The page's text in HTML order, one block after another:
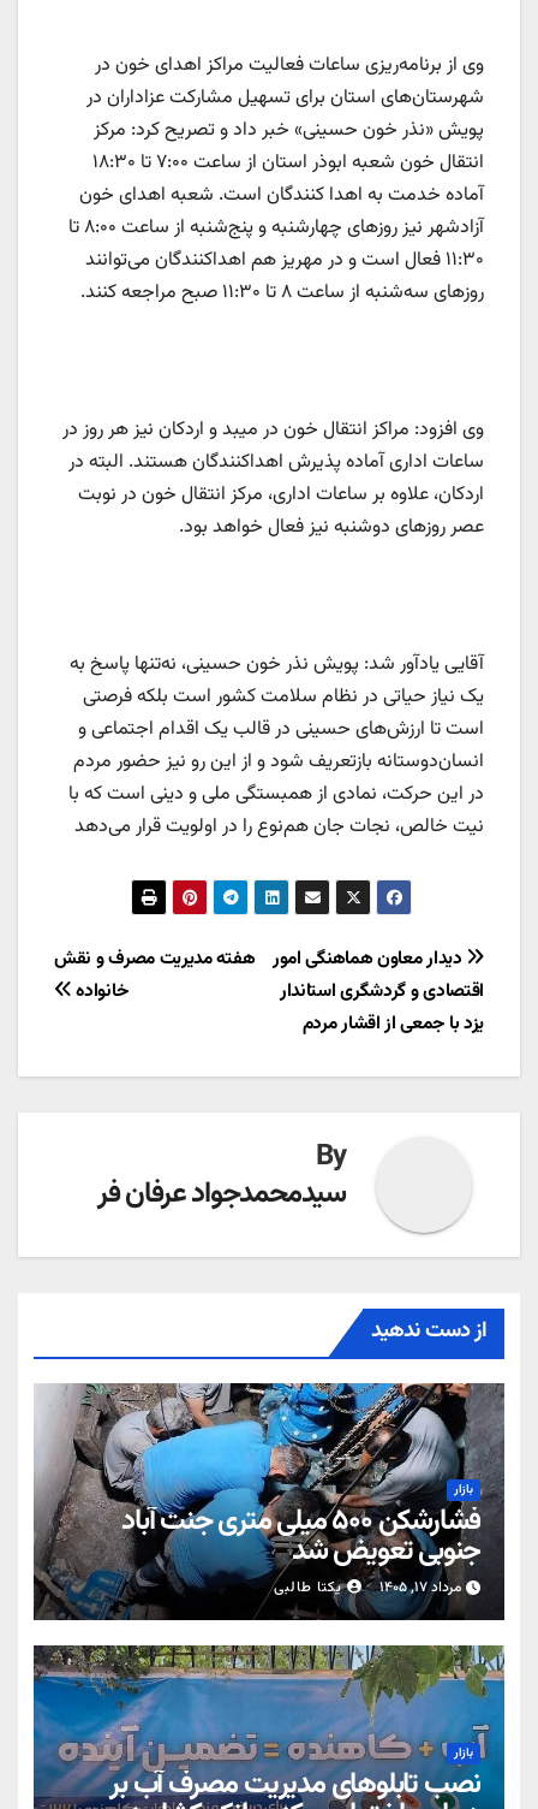
وی از برنامه‌ریزی ساعات فعالیت مراکز اهدای خون در
شهرستان‌های استان برای تسهیل مشارکت عزاداران در
پویش «نذر خون حسینی» خبر داد و تصریح کرد: مرکز
انتقال خون شعبه ابوذر استان از ساعت ۷:۰۰ تا ۱۸:۳۰
آماده خدمت به اهدا کنندگان است. شعبه اهدای خون
آزادشهر نیز روزهای چهارشنبه و پنج‌شنبه از ساعت ۸:۰۰ تا
۱۱:۳۰ فعال است و در مهریز هم اهداکنندگان می‌توانند
روزهای سه‌شنبه از ساعت ۸ تا ۱۱:۳۰ صبح مراجعه کنند.
وی افزود: مراکز انتقال خون در میبد و اردکان نیز هر روز در
ساعات اداری آماده پذیرش اهداکنندگان هستند. البته در
اردکان، علاوه بر ساعات اداری، مرکز انتقال خون در نوبت
عصر روزهای دوشنبه نیز فعال خواهد بود.
آقایی یادآور شد: پویش نذر خون حسینی، نه‌تنها پاسخ به
یک نیاز حیاتی در نظام سلامت کشور است بلکه فرصتی
است تا ارزش‌های حسینی در قالب یک اقدام اجتماعی و
انسان‌دوستانه بازتعریف شود و از این رو نیز حضور مردم
در این حرکت، نمادی از همبستگی ملی و دینی است که با
نیت خالص، نجات جان هم‌نوع را در اولویت قرار می‌دهد
راهبری
نوشته
هفته مدیریت مصرف و نقش
خانواده
دیدار معاون هماهنگی امور
اقتصادی و گردشگری استاندار
یزد با جمعی از اقشار مردم
By
سیدمحمدجواد عرفان فر
از دست ندهید
بازار
فشارشکن ۵۰۰ میلی متری جنت آباد
جنوبی تعویض شد
مرداد ۱۷, ۱۴۰۵ یکتا طالبی
بازار
نصب تابلوهای مدیریت مصرف آب بر